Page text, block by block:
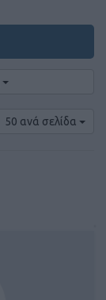
50 ανά σελίδα